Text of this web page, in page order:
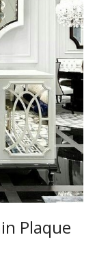
Plaque